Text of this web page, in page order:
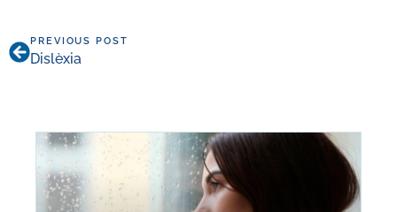
PREVIOUS POST
Dislèxia